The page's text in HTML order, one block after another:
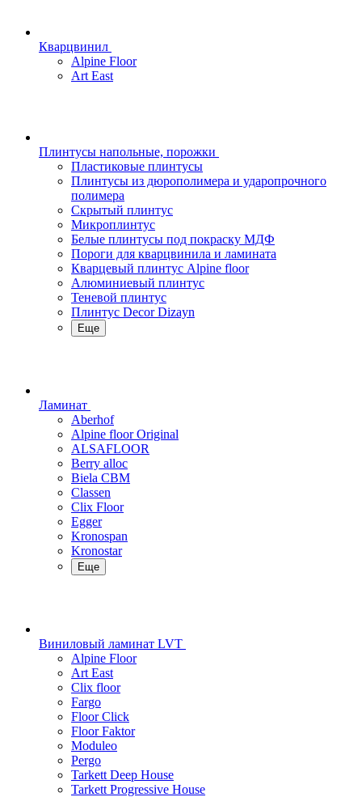
Кварцвинил
Alpine Floor
Art East
Плинтусы напольные, порожки
Пластиковые плинтусы
Плинтусы из дюрополимера и ударопрочного
полимера
Скрытый плинтус
Микроплинтус
Белые плинтусы под покраску МДФ
Пороги для кварцвинила и ламината
Кварцевый плинтус Alpine floor
Алюминиевый плинтус
Теневой плинтус
Плинтус Decor Dizayn
Еще
Ламинат
Aberhof
Alpine floor Original
ALSAFLOOR
Berry alloc
Biela CBM
Classen
Clix Floor
Egger
Kronospan
Kronostar
Еще
Виниловый ламинат LVT
Alpine Floor
Art East
Clix floor
Fargo
Floor Click
Floor Faktor
Moduleo
Pergo
Tarkett Deep House
Tarkett Progressive House